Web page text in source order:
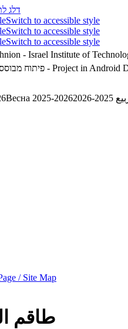
דלג
Switch to accessible style
Switch to accessible style
Switch to accessible style
- Israel Institute of
02360271 - פיתוח 02360271 - Project in
Весна 2025-2026
2025-2026
/ Site Map
طاقم